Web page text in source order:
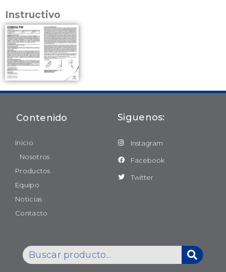
Instructivo
Contenido
Inicio
Nosotros
Productos
Equipo
Noticias
Contacto
Siguenos:
Instagram
Facebook
Twitter